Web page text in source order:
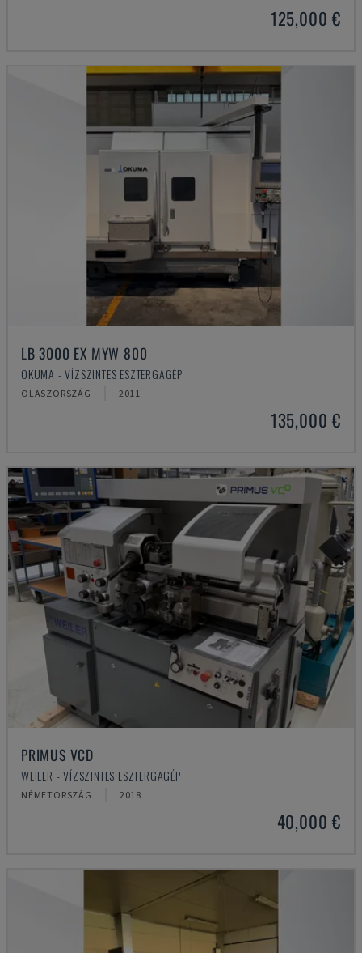
125,000 €
LB 3000 EX MYW 800
OKUMA - VÍZSZINTES ESZTERGAGÉP
OLASZORSZÁG 2011
135,000 €
PRIMUS VCD
WEILER - VÍZSZINTES ESZTERGAGÉP
NÉMETORSZÁG 2018
40,000 €